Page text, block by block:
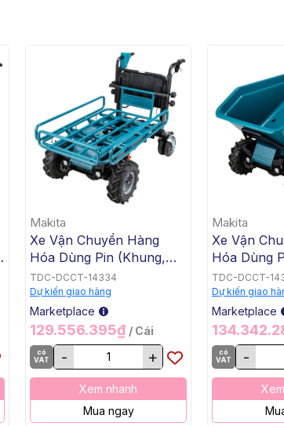
Makita
Xe Vận Chuyển Hàng
Hóa Dùng Pin (Khung,
BL, 18Vx2) Makita
DCU604Z
TDC-DCCT-14334
Dự kiến giao hàng
Marketplace
129.556.395₫ / Cái
có
VAT
- +
Xem nhanh
Mua ngay
Makita
Xe Vận
Hóa Dùng
BL, 18Vx2)
DCU603Z
TDC-DCCT-
Dự kiến giao
Marketplace
có
VAT
-